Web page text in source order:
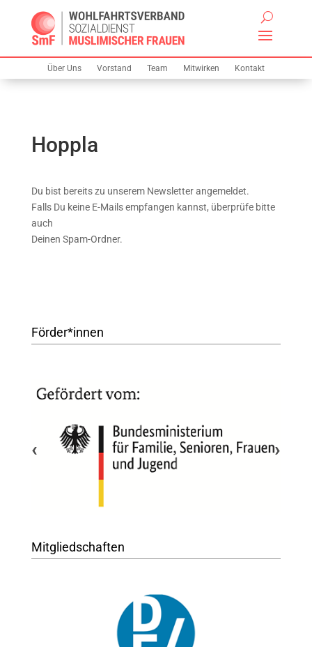
Über Uns Vorstand Team Mitwirken Kontakt
Hoppla
Du bist bereits zu unserem Newsletter angemeldet.
Falls Du keine E-Mails empfangen kannst, überprüfe bitte
auch
Deinen Spam-Ordner.
Förder*innen
‹ ›
Mitgliedschaften